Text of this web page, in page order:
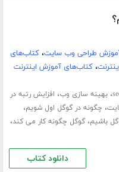
طراحی وب سایت،کتاب‌های
،کتاب‌های آموزش اینترنت
،بهینه سازی وب، افزایش رتبه در
، چگونه در گوگل اول شویم،
باشیم،گوگل چگونه کار می کند،
دانلود کتاب